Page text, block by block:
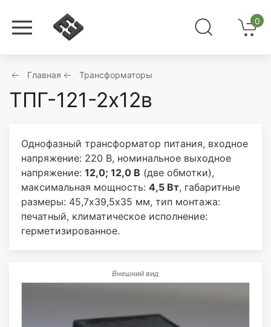
0
Главная Трансформаторы
ТПГ-121-2х12в
Однофазный трансформатор питания, входное
напряжение: 220 В, номинальное выходное
напряжение: 12,0; 12,0 В (две обмотки),
максимальная мощность: 4,5 Вт, габаритные
размеры: 45,7х39,5х35 мм, тип монтажа:
печатный, климатическое исполнение:
герметизированное.
Внешний вид